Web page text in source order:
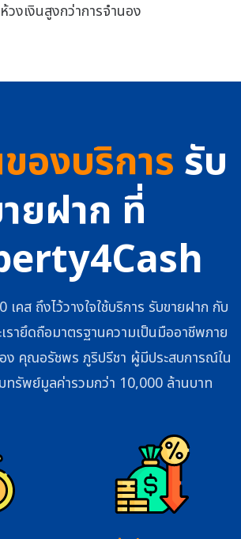
วงเงินสูงกว่าการจำนอง
องบริการ รับ
ยฝาก ที่
เคส ถึงไว้วางใจใช้บริการ รับขายฝาก กับ
เรายึดถือมาตรฐานความเป็นมืออาชีพภาย
ง คุณอรัชพร ภูริปรีชา ผู้มีประสบการณ์ใน
ทรัพย์มูลค่ารวมกว่า 10,000 ล้านบาท